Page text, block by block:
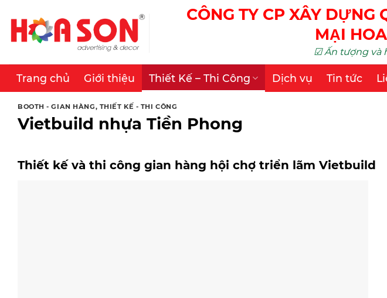
content
CÔNG TY CP XÂY DỰNG
MẠI
☑ Ấn tượng và
Trang chủ Giới thiệu Thiết Kế – Thi Công Dịch vụ Tin tức
BOOTH - GIAN HÀNG, THIẾT KẾ - THI CÔNG
Vietbuild nhựa Tiền Phong
Thiết kế và thi công gian hàng hội chợ triển lãm Vietbuild